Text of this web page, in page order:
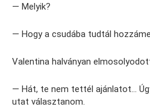
— Melyik?
— Hogy a csudába tudtál
Valentina halványan
— Hát, te nem tettél ajánlatot…
utat választanom.